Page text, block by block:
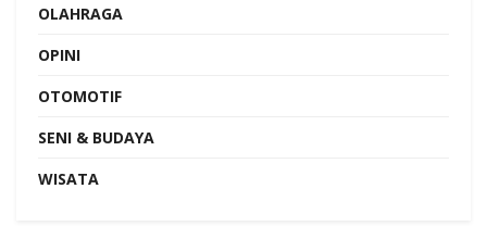
OLAHRAGA
OPINI
OTOMOTIF
SENI & BUDAYA
WISATA